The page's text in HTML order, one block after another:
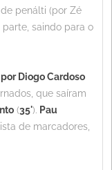
penálti (por Zé
parte, saindo para o
Diogo Cardoso
que saíram
(35'). Pau
de marcadores,